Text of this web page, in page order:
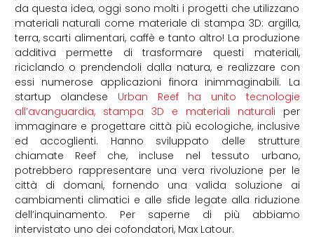
da questa idea, oggi sono molti i progetti che utilizzano
materiali naturali come materiale di stampa 3D: argilla,
terra, scarti alimentari, caffè e tanto altro! La produzione
additiva permette di trasformare questi materiali,
riciclando o prendendoli dalla natura, e realizzare con
essi numerose applicazioni finora inimmaginabili. La
startup olandese Urban Reef ha unito tecnologie
all’avanguardia, stampa 3D e materiali naturali per
immaginare e progettare città più ecologiche, inclusive
ed accoglienti. Hanno sviluppato delle strutture
chiamate Reef che, incluse nel tessuto urbano,
potrebbero rappresentare una vera rivoluzione per le
città di domani, fornendo una valida soluzione ai
cambiamenti climatici e alle sfide legate alla riduzione
dell’inquinamento. Per saperne di più abbiamo
intervistato uno dei cofondatori, Max Latour.